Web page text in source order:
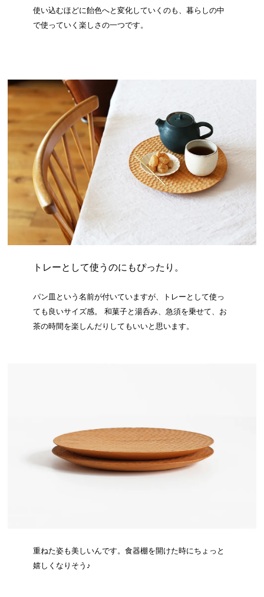
使い込むほどに飴色へと変化していくのも、暮らしの中
で使っていく楽しさの一つです。
トレーとして使うのにもぴったり。
パン皿という名前が付いていますが、トレーとして使っ
ても良いサイズ感。 和菓子と湯呑み、急須を乗せて、お
茶の時間を楽しんだりしてもいいと思います。
重ねた姿も美しいんです。食器棚を開けた時にちょっと
嬉しくなりそう♪